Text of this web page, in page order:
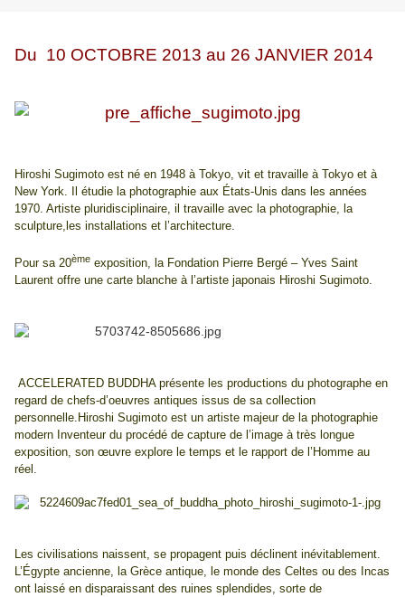
Du 10 OCTOBRE 2013 au 26 JANVIER 2014
Hiroshi Sugimoto est né en 1948 à Tokyo, vit et travaille à Tokyo et à
New York. Il étudie la photographie aux États-Unis dans les années
1970. Artiste pluridisciplinaire, il travaille avec la photographie, la
sculpture, les installations et l’architecture.
Pour sa 20ème exposition, la Fondation Pierre Bergé – Yves Saint
Laurent offre une carte blanche à l’artiste japonais Hiroshi Sugimoto.
ACCELERATED BUDDHA présente les productions du photographe en
regard de chefs-d’oeuvres antiques issus de sa collection
personnelle.Hiroshi Sugimoto est un artiste majeur de la photographie
modern Inventeur du procédé de capture de l’image à très longue
exposition, son œuvre explore le temps et le rapport de l’Homme au
réel.
Les civilisations naissent, se propagent puis déclinent inévitablement.
L’Égypte ancienne, la Grèce antique, le monde des Celtes ou des Incas
ont laissé en disparaissant des ruines splendides, sorte de